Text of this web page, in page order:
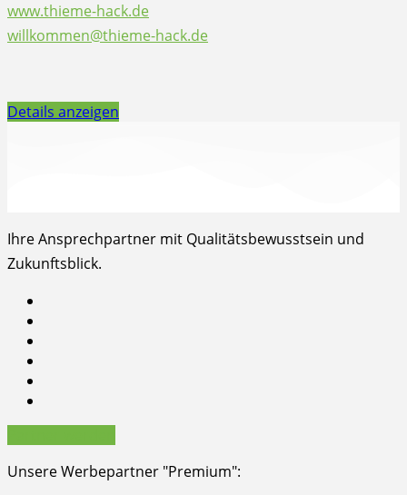
www.thieme-hack.de
willkommen@thieme-hack.de
Details anzeigen
Ihre Ansprechpartner mit Qualitätsbewusstsein und
Zukunftsblick.
Unsere Werbepartner "Premium":